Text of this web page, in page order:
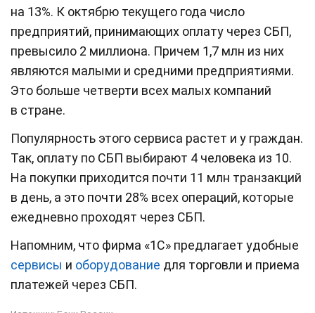
на 13%. К октябрю текущего года число
предприятий, принимающих оплату через СБП,
превысило 2 миллиона. Причем 1,7 млн из них
являются малыми и средними предприятиями.
Это больше четверти всех малых компаний
в стране.
Популярность этого сервиса растет и у граждан.
Так, оплату по СБП выбирают 4 человека из 10.
На покупки приходится почти 11 млн транзакций
в день, а это почти 28% всех операций, которые
ежедневно проходят через СБП.
Напомним, что фирма «1С» предлагает удобные
сервисы и оборудование для торговли и приема
платежей через СБП.